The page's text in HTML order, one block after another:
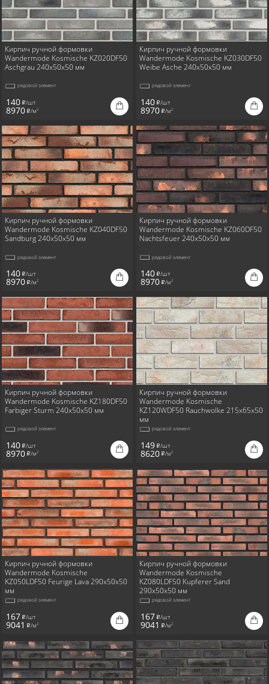
Кирпич ручной формовки
Wandermode Kosmische KZ020DF50
Aschgrau 240x50x50 мм
рядовой элемент
140 i/шт
8970 i/м2
Кирпич ручной формовки
Wandermode Kosmische KZ030DF50
Weibe Asche 240x50x50 мм
рядовой элемент
140 i/шт
8970 i/м2
Кирпич ручной формовки
Wandermode Kosmische KZ040DF50
Sandburg 240x50x50 мм
рядовой элемент
140 i/шт
8970 i/м2
Кирпич ручной формовки
Wandermode Kosmische KZ060DF50
Nachtsfeuer 240x50x50 мм
рядовой элемент
140 i/шт
8970 i/м2
Кирпич ручной формовки
Wandermode Kosmische KZ180DF50
Farbiger Sturm 240x50x50 мм
рядовой элемент
140 i/шт
8970 i/м2
Кирпич ручной формовки
Wandermode Kosmische
KZ120WDF50 Rauchwolke 215x65x50
мм
рядовой элемент
149 i/шт
8620 i/м2
Кирпич ручной формовки
Wandermode Kosmische
KZ050LDF50 Feurige Lava 290x50x50
мм
рядовой элемент
167 i/шт
9041 i/м2
Кирпич ручной формовки
Wandermode Kosmische
KZ080LDF50 Kupferer Sand
290x50x50 мм
рядовой элемент
167 i/шт
9041 i/м2